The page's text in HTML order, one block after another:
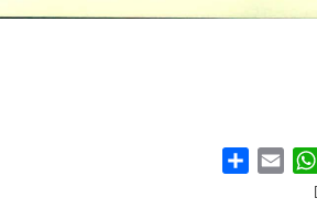
Telegram
WhatsApp
Email